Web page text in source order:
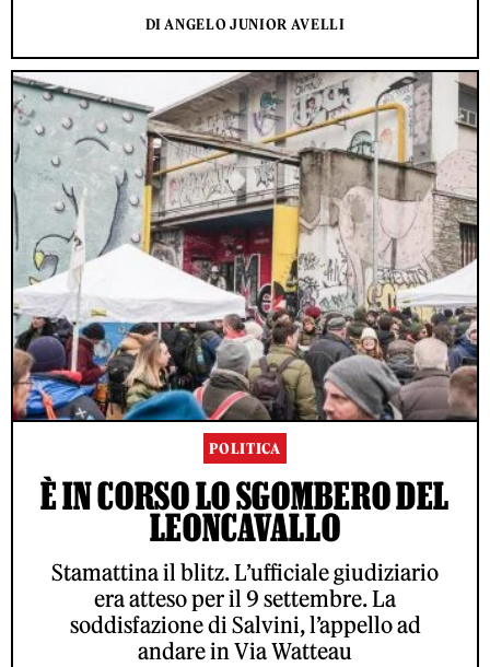
DI ANGELO JUNIOR AVELLI
POLITICA
È IN CORSO LO SGOMBERO DEL
LEONCAVALLO
Stamattina il blitz. L’ufficiale giudiziario
era atteso per il 9 settembre. La
soddisfazione di Salvini, l’appello ad
andare in Via Watteau